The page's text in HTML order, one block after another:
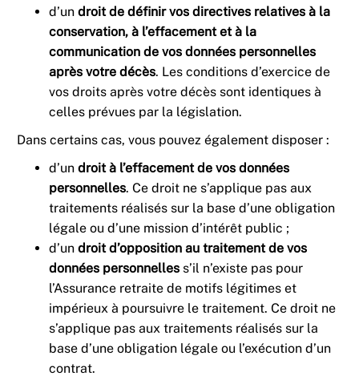
d’un droit de définir vos directives relatives à la
conservation, à l’effacement et à la
communication de vos données personnelles
après votre décès. Les conditions d’exercice de
vos droits après votre décès sont identiques à
celles prévues par la législation.
Dans certains cas, vous pouvez également disposer :
d’un droit à l’effacement de vos données
personnelles. Ce droit ne s’applique pas aux
traitements réalisés sur la base d’une obligation
légale ou d’une mission d’intérêt public ;
d’un droit d’opposition au traitement de vos
données personnelles s’il n’existe pas pour
l’Assurance retraite de motifs légitimes et
impérieux à poursuivre le traitement. Ce droit ne
s’applique pas aux traitements réalisés sur la
base d’une obligation légale ou l’exécution d’un
contrat.